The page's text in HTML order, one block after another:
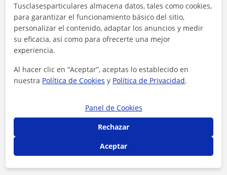
Contactar ahora
Tusclasesparticulares almacena datos, tales como cookies,
para garantizar el funcionamiento básico del sitio,
personalizar el contenido, adaptar los anuncios y medir
su eficacia, así como para ofrecerte una mejor
experiencia.
Al hacer clic en “Aceptar”, aceptas lo establecido en
nuestra Política de Cookies y Política de Privacidad.
Panel de Cookies
Rechazar
Aceptar